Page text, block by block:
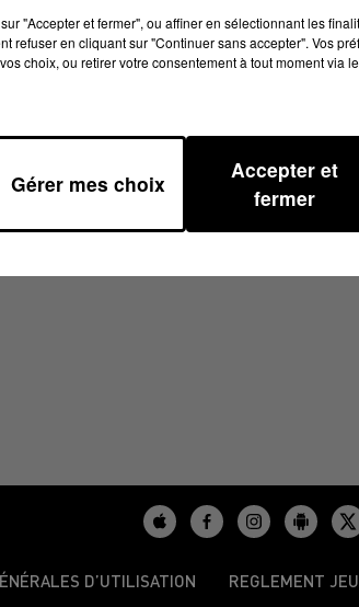
D’UTILISATION REGLEMENT
"Accepter et fermer", ou affiner en sélectionnant les
refuser en cliquant sur "Continuer sans accepter". Vos
choix, ou retirer votre consentement à tout moment via
Gérer mes choix
Accepter et
fermer